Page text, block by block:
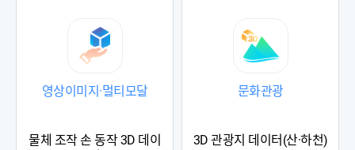
영상이미지·멀티모달
물체 조작 손 동작 3D 데이
문화관광
3D 관광지 데이터(산·하천)